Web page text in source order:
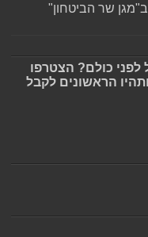
שר הביטחון"
לפני כולם? הצטרפו
הראשונים לקבל